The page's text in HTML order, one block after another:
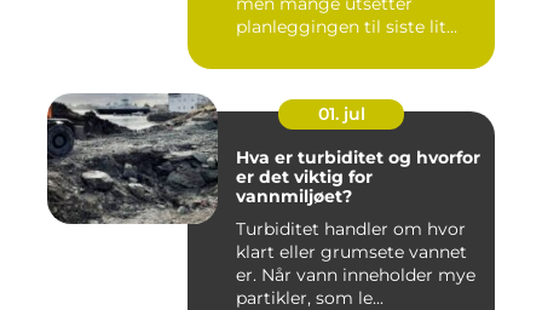
planleggingen til siste lit...
01. jul
Hva er turbiditet og hvorfor
er det viktig for
vannmiljøet?
Turbiditet handler om hvor
klart eller grumsete vannet
er. Når vann inneholder mye
partikler, som le...